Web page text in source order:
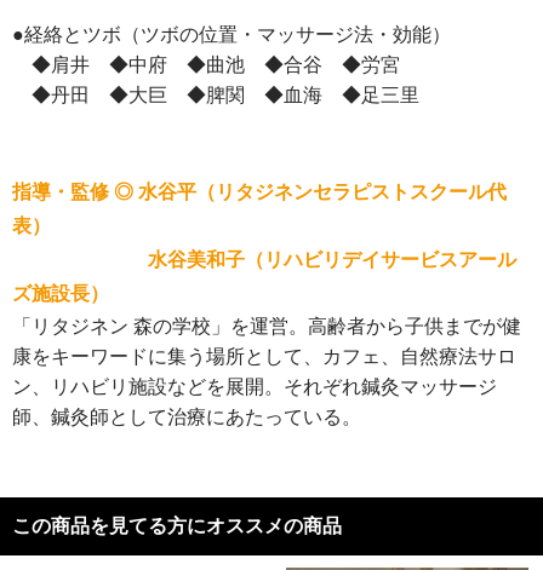
●経絡とツボ（ツボの位置・マッサージ法・効能）
◆肩井 ◆中府 ◆曲池 ◆合谷 ◆労宮
◆丹田 ◆大巨 ◆脾関 ◆血海 ◆足三里
指導・監修 ◎ 水谷平（リタジネンセラピストスクール代
表）
水谷美和子（リハビリデイサービスアール
ズ施設長）
「リタジネン 森の学校」を運営。高齢者から子供までが健
康をキーワードに集う場所として、カフェ、自然療法サロ
ン、リハビリ施設などを展開。それぞれ鍼灸マッサージ
師、鍼灸師として治療にあたっている。
この商品を見てる方にオススメの商品